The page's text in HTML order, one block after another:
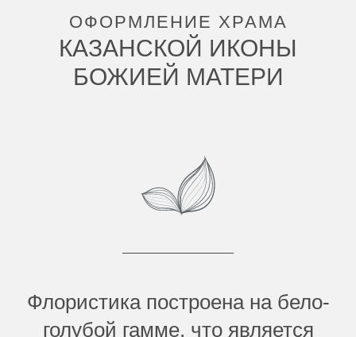
ОФОРМЛЕНИЕ ХРАМА
КАЗАНСКОЙ ИКОНЫ
БОЖИЕЙ МАТЕРИ
Флористика построена на бело-
голубой гамме, что является